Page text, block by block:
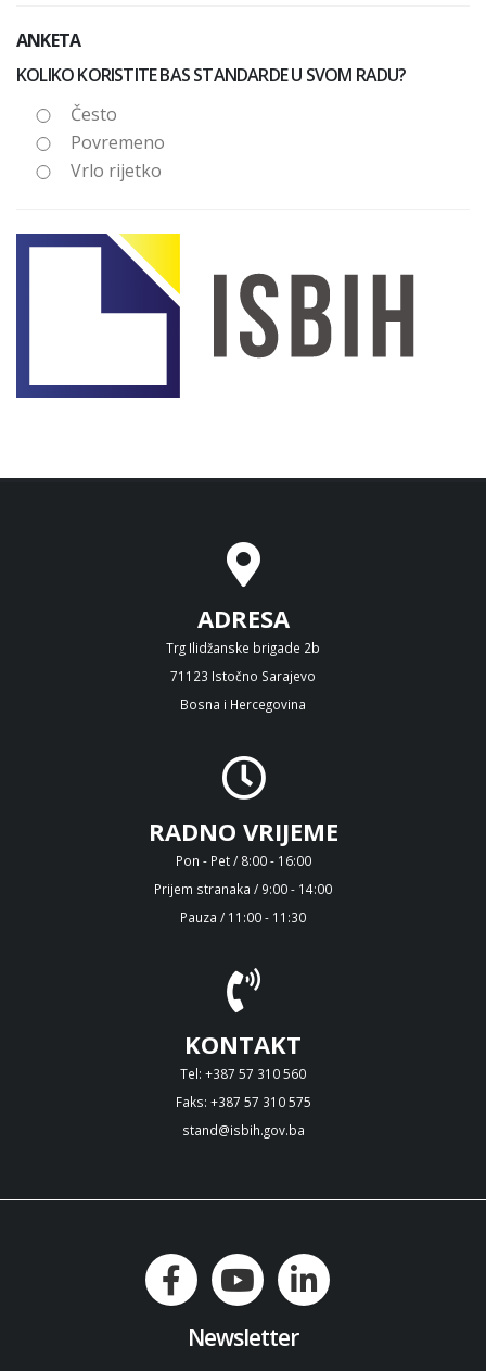
ANKETA
KOLIKO KORISTITE BAS STANDARDE U SVOM RADU?
Često
Povremeno
Vrlo rijetko
ADRESA
Trg Ilidžanske brigade 2b
71123 Istočno Sarajevo
Bosna i Hercegovina
RADNO VRIJEME
Pon - Pet / 8:00 - 16:00
Prijem stranaka / 9:00 - 14:00
Pauza / 11:00 - 11:30
KONTAKT
Tel: +387 57 310 560
Faks: +387 57 310 575
stand@isbih.gov.ba
Newsletter